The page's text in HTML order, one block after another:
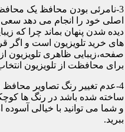
3-نامرئی بودن محافظ یک
اصلی خود را انجام می دهد سعی
دیده شدن پنهان بماند چرا که
های خرید تلویزیون است و اگر
صفحه،زیبایی ظاهری تلویزیون
برای محافظت از تلویزیون
ساخته شده باشد در رنگ ها
و شما می توانید با خیالی آسوده
ببرید.